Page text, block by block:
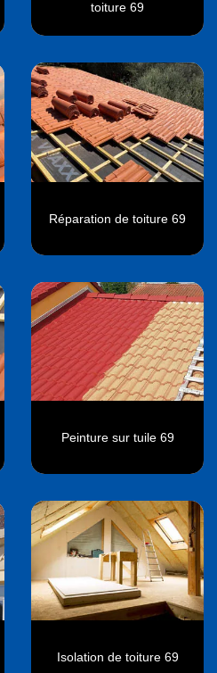
toiture 69
Réparation de toiture 69
Peinture sur tuile 69
Isolation de toiture 69